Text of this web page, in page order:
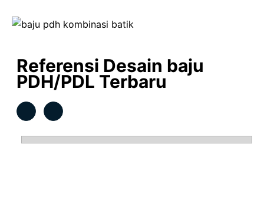
Referensi Desain baju
PDH/PDL Terbaru